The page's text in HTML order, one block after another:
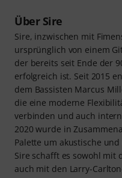
Über Sire
Sire, inzwischen mit
ursprünglich von einem
der bereits seit Ende der
erfolgreich ist. Seit 2015
dem Bassisten Marcus
die eine moderne
verbinden und auch
2020 wurde in
Palette um akustische
Sire schafft es sowohl mit
auch mit den Larry-